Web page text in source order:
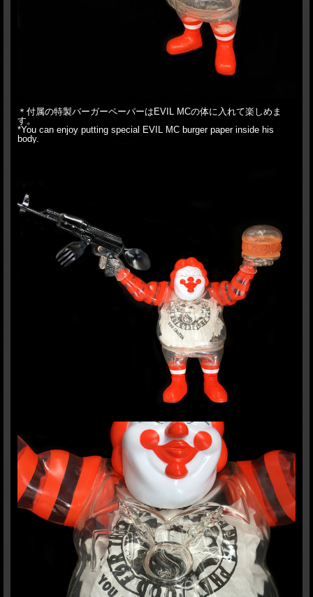
＊付属の特製バーガーペーパーはEVIL MCの体に入れて楽しめま
す。
*You can enjoy putting special EVIL MC burger paper inside his
body.